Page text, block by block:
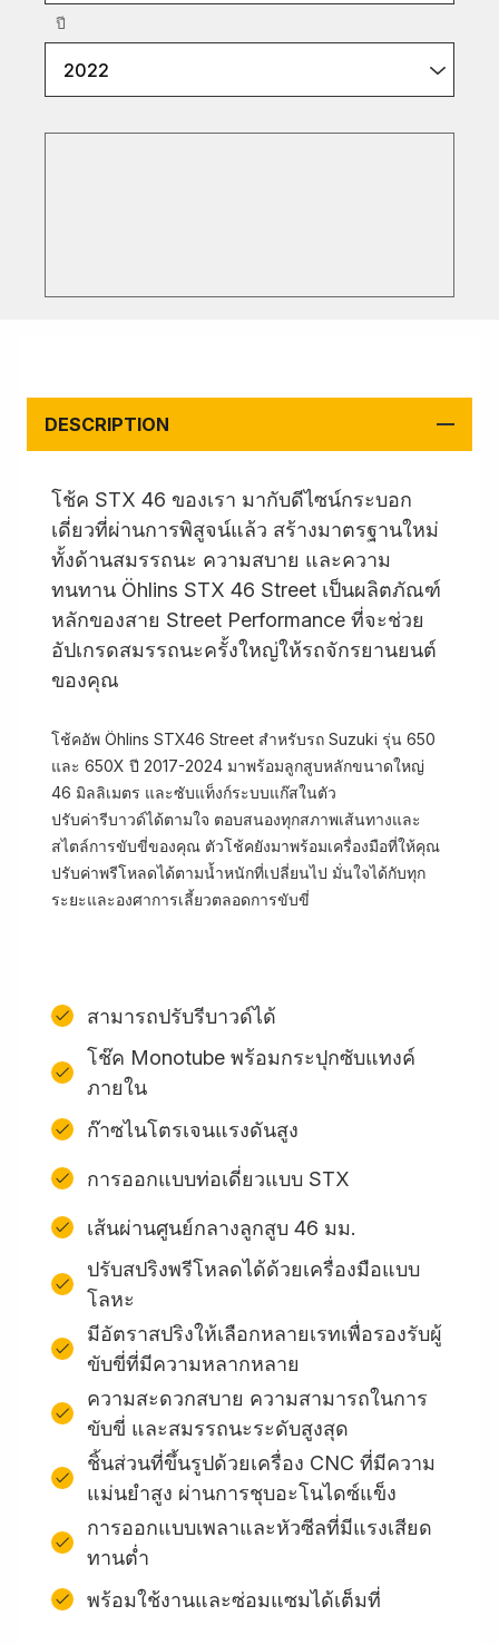
ปี
2022
DESCRIPTION
โช้ค STX 46 ของเรา มากับดีไซน์กระบอก
เดี่ยวที่ผ่านการพิสูจน์แล้ว สร้างมาตรฐานใหม่
ทั้งด้านสมรรถนะ ความสบาย และความ
ทนทาน Öhlins STX 46 Street เป็นผลิตภัณฑ์
หลักของสาย Street Performance ที่จะช่วย
อัปเกรดสมรรถนะครั้งใหญ่ให้รถจักรยานยนต์
ของคุณ
โช้คอัพ Öhlins STX46 Street สำหรับรถ Suzuki รุ่น 650
และ 650X ปี 2017-2024 มาพร้อมลูกสูบหลักขนาดใหญ่
46 มิลลิเมตร และซับแท็งก์ระบบแก๊สในตัว
ปรับค่ารีบาวด์ได้ตามใจ ตอบสนองทุกสภาพเส้นทางและ
สไตล์การขับขี่ของคุณ ตัวโช้คยังมาพร้อมเครื่องมือที่ให้คุณ
ปรับค่าพรีโหลดได้ตามน้ำหนักที่เปลี่ยนไป มั่นใจได้กับทุก
ระยะและองศาการเลี้ยวตลอดการขับขี่
สามารถปรับรีบาวด์ได้
โช๊ค Monotube พร้อมกระปุกซับแทงค์
ภายใน
ก๊าซไนโตรเจนแรงดันสูง
การออกแบบท่อเดี่ยวแบบ STX
เส้นผ่านศูนย์กลางลูกสูบ 46 มม.
ปรับสปริงพรีโหลดได้ด้วยเครื่องมือแบบ
โลหะ
มีอัตราสปริงให้เลือกหลายเรทเพื่อรองรับผู้
ขับขี่ที่มีความหลากหลาย
ความสะดวกสบาย ความสามารถในการ
ขับขี่ และสมรรถนะระดับสูงสุด
ชิ้นส่วนที่ขึ้นรูปด้วยเครื่อง CNC ที่มีความ
แม่นยำสูง ผ่านการชุบอะโนไดซ์แข็ง
การออกแบบเพลาและหัวซีลที่มีแรงเสียด
ทานต่ำ
พร้อมใช้งานและซ่อมแซมได้เต็มที่